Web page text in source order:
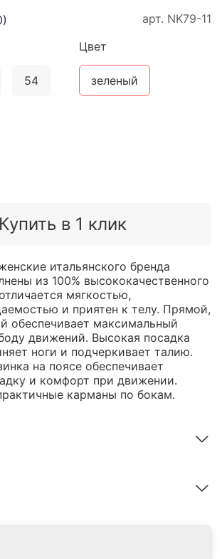
арт. NK79-11
Купить в 1 клик
54
Цвет
зеленый
итальянского бренда
из 100% высококачественного
мягкостью,
и приятен к телу. Прямой,
обеспечивает максимальный
движений. Высокая посадка
ноги и подчеркивает талию.
на поясе обеспечивает
и комфорт при движении.
карманы по бокам.